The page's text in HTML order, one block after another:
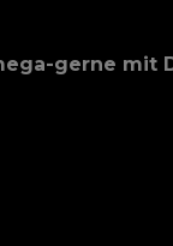
gerne mit